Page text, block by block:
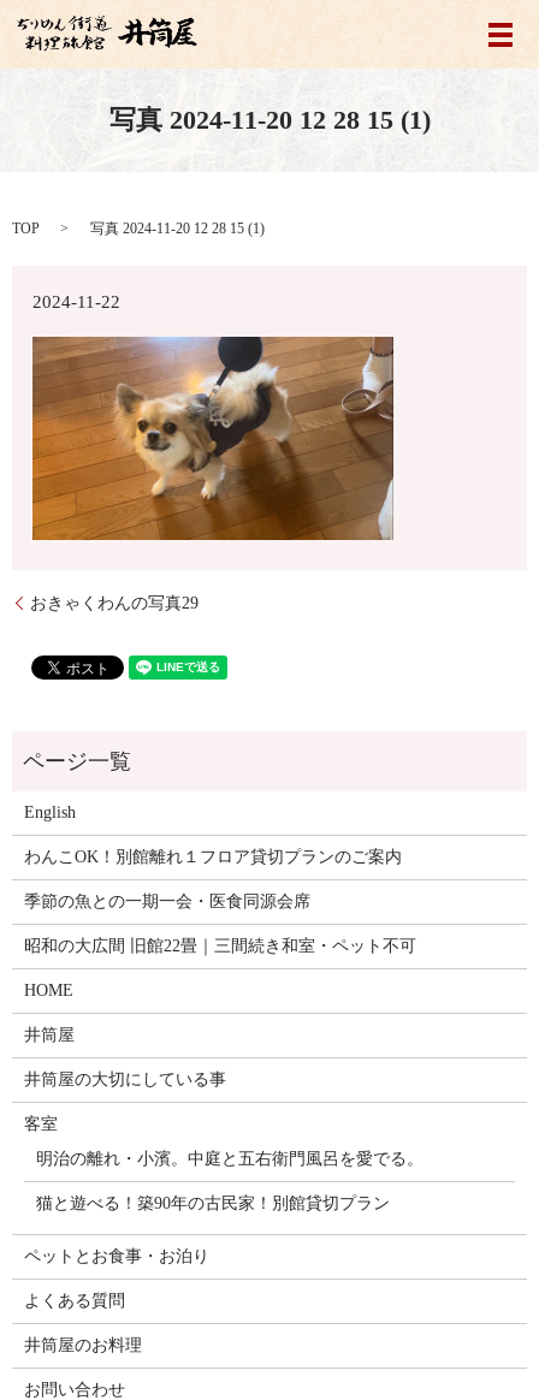
メ
写真 2024-11-20 12 28 15 (1)
TOP 写真 2024-11-20 12 28 15 (1)
2024-11-22
おきゃくわんの写真29
English
わんこOK！別館離れ１フロア貸切プランのご案内
季節の魚との一期一会・医食同源会席
昭和の大広間 旧館22畳｜三間続き和室・ペット不可
HOME
井筒屋
井筒屋の大切にしている事
客室
明治の離れ・小濱。中庭と五右衛門風呂を愛でる。
猫と遊べる！築90年の古民家！別館貸切プラン
ペットとお食事・お泊り
よくある質問
井筒屋のお料理
お問い合わせ